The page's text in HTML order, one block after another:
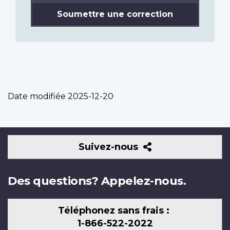
Soumettre une correction
Date modifiée 2025-12-20
Suivez-nous
Suivez-
nous
Des questions? Appelez-nous.
Téléphonez sans frais :
1-866-522-2022